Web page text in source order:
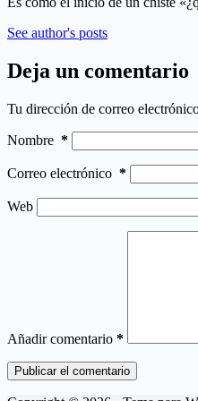
See author's posts
Deja un comentario
Tu dirección de correo
Nombre *
Correo electrónico *
Web
Añadir comentario *
Publicar el comentario